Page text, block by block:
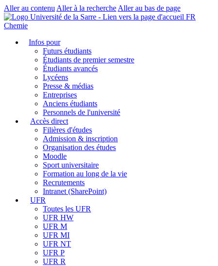
Aller au contenu Aller à la recherche Aller au bas de page
FR
Chemie
Infos pour
Futurs étudiants
Étudiants de premier semestre
Étudiants avancés
Lycéens
Presse & médias
Entreprises
Anciens étudiants
Personnels de l'université
Accès direct
Filières d'études
Admission & inscription
Organisation des études
Moodle
Sport universitaire
Formation au long de la vie
Recrutements
Intranet (SharePoint)
UFR
Toutes les UFR
UFR HW
UFR M
UFR MI
UFR NT
UFR P
UFR R